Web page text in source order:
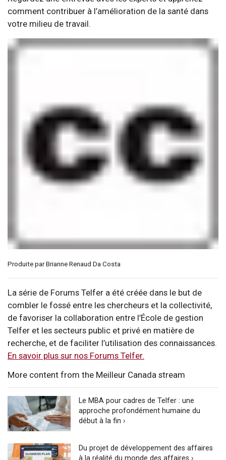
comment contribuer à l’amélioration de la santé dans
votre milieu de travail.
Produite par Brianne Renaud Da Costa
La série de Forums Telfer a été créée dans le but de
combler le fossé entre les chercheurs et la collectivité,
de favoriser la collaboration entre l’École de gestion
Telfer et les secteurs public et privé en matière de
recherche, et de faciliter l’utilisation des connaissances.
En savoir plus sur nos Forums Telfer.
More content from the Meilleur Canada stream
Le MBA pour cadres de Telfer : une
approche profondément humaine du
début à la fin ›
Du projet de développement des affaires